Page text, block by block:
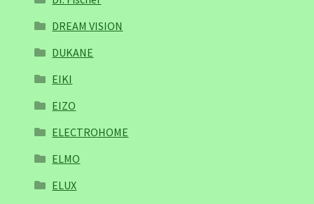
DREAM VISION
DUKANE
EIKI
EIZO
ELECTROHOME
ELMO
ELUX